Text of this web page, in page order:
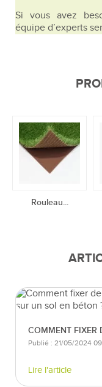
Si vous avez
équipe d’experts
Rouleau...
COMMENT FIXER
Publié : 21/05/2024
Lire l'article